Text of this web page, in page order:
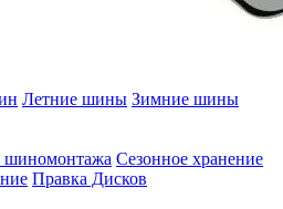
Летние шины Зимние шины
шиномонтажа Сезонное хранение
Правка Дисков